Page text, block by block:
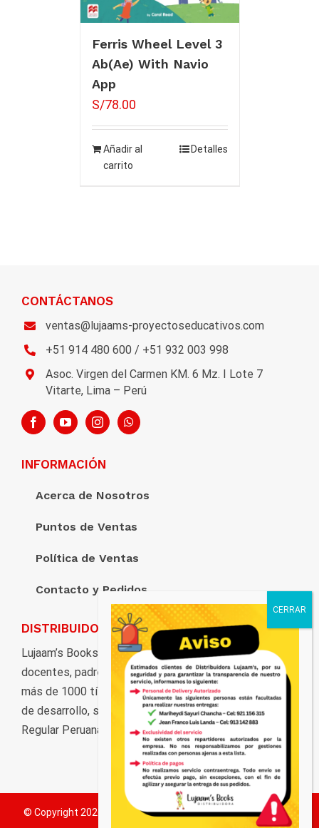
Ferris Wheel Level 3
Ab(Ae) With Navio
App
S/78.00
Añadir al
carrito
Detalles
CONTÁCTANOS
ventas@lujaams-proyectoseducativos.com
+51 914 480 600 / +51 932 003 998
Asoc. Virgen del Carmen KM. 6 Mz. I Lote 7
Vitarte, Lima – Perú
INFORMACIÓN
Acerca de Nosotros
Puntos de Ventas
Política de Ventas
Contacto y Pedidos
DISTRIBUIDORA LUJAAM’S
Lujaam’s Books pone al servicio de estudiantes,
docentes, padres de familia, y al público en general,
más de 1000 títulos distribuidos en marcas y ciclos
de desarrollo, según los grados de la Educación Básica
Regular Peruana.
© Copyright 2026 Distribuidora Lujaam's. Todos los derechos